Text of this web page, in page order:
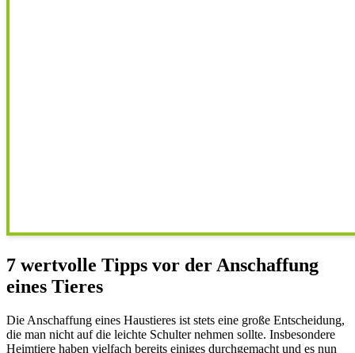
7 wertvolle Tipps vor der Anschaffung
eines Tieres
Die Anschaffung eines Haustieres ist stets eine große Entscheidung,
die man nicht auf die leichte Schulter nehmen sollte. Insbesondere
Heimtiere haben vielfach bereits einiges durchgemacht und es nun